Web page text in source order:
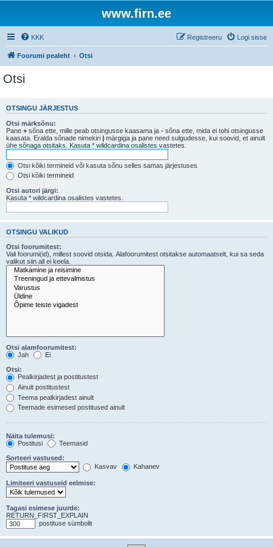
www.firn.ee
KKK Logi sisse
Registreeru
Foorumi pealeht Otsi
Otsi
OTSINGU JÄRJESTUS
Otsi märksõnu:
Pane + sõna ette, mille peab otsingusse kaasama ja - sõna ette, mida ei tohi otsingusse
kaasata. Eralda sõnade nimekiri | märgiga ja pane need sulgudesse, kui soovid, et ainult
ühe sõnaga otsitaks. Kasuta * wildcardina osalistes vastetes.
Otsi kõiki termineid või kasuta sõnu selles samas järjestuses
Otsi kõiki termineid
Otsi autori järgi:
Kasuta * wildcardina osalistes vastetes.
OTSINGU VALIKUD
Otsi foorumitest:
Vali foorumi(id), millest soovid otsida. Alafoorumitest otsitakse automaatselt, kui sa seda
valikut siin all ei keela.
Otsi alamfoorumitest:
Jah
Ei
Otsi:
Pealkirjadest ja postitustest
Ainult postitustest
Teema pealkirjadest ainult
Teemade esimesed postitused ainult
Näita tulemusi:
Postitusi
Teemasid
Sorteeri vastused:
Kasvav
Kahanev
Limiteeri vastuseid eelmise:
Tagasi esimese juurde:
RETURN_FIRST_EXPLAIN
postituse sümbolit